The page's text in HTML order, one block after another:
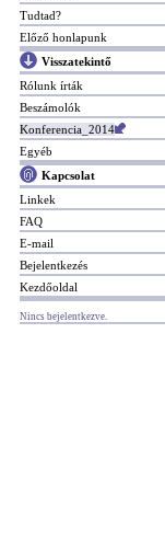
Tudtad?
Előző honlapunk
Visszatekintő
Rólunk írták
Beszámolók
Konferencia_2014
Egyéb
Kapcsolat
Linkek
FAQ
E-mail
Bejelentkezés
Kezdőoldal
Nincs bejelentkezve.